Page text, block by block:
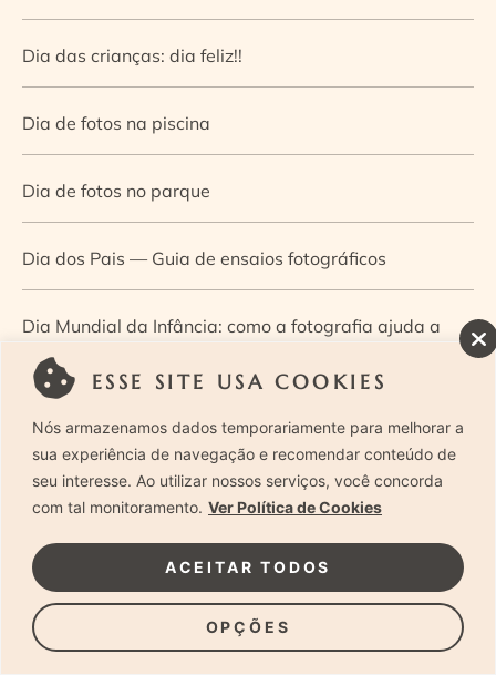
ESSE SITE USA COOKIES
Nós armazenamos dados temporariamente para melhorar a
sua experiência de navegação e recomendar conteúdo de
seu interesse. Ao utilizar nossos serviços, você concorda
com tal monitoramento. Ver Política de Cookies
OPÇÕES
ACEITAR TODOS
Dia das crianças: dia feliz!!
Dia de fotos na piscina
Dia de fotos no parque
Dia dos Pais — Guia de ensaios fotográficos
Dia Mundial da Infância: como a fotografia ajuda a
construir a memória e a identidade da criança
Diário de uma grávida e sua pequena
Dica de especialista: como otimizar o fluxo de trabalho
no ensaio newborn?
Dica de especialista: qual o melhor guia de poses para
fotografia newborn?